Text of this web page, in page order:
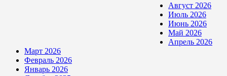
Август 2026
Июль 2026
Июнь 2026
Май 2026
Апрель 2026
Март 2026
Февраль 2026
Январь 2026